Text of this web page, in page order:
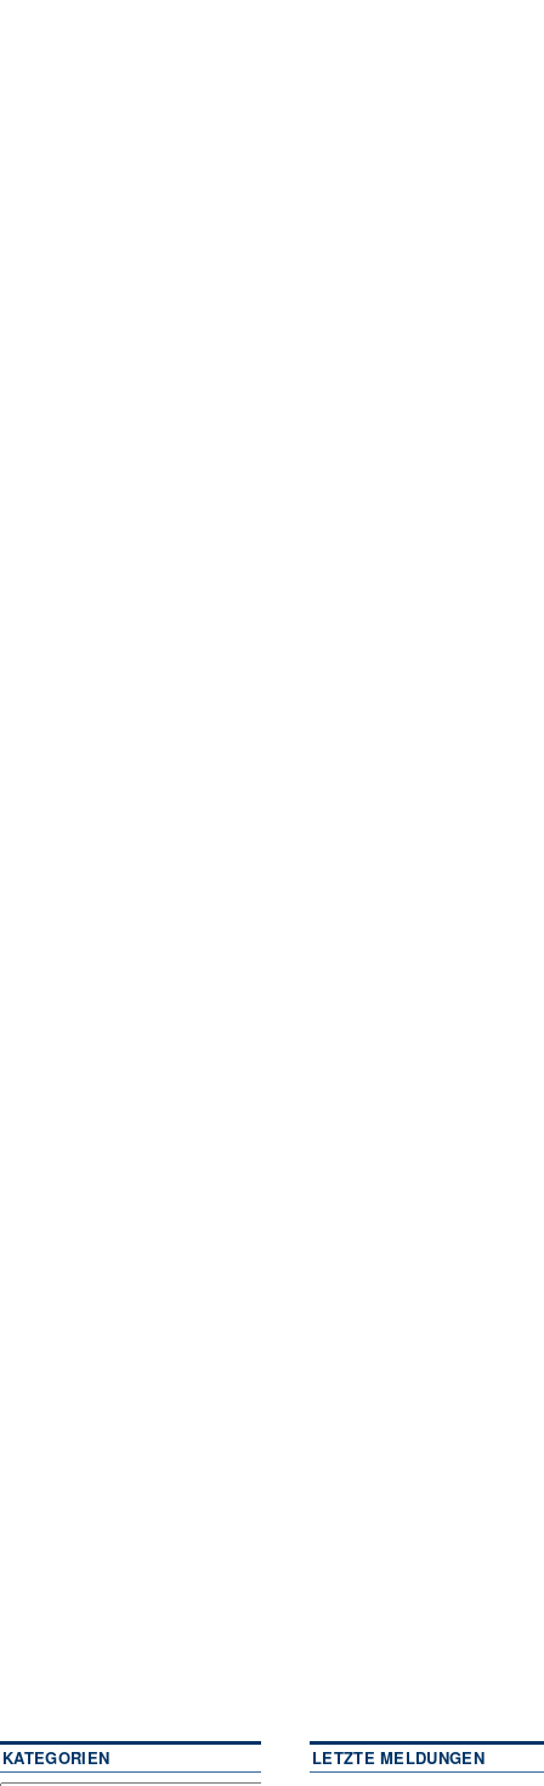
KATEGORIEN LETZTE MELDUNGEN